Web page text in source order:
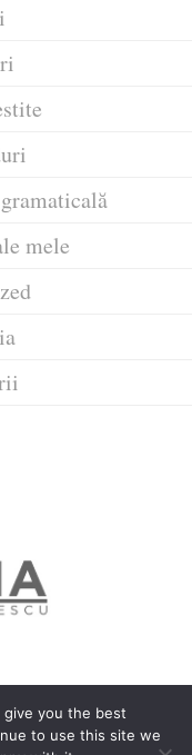
mele
you the best
to use this site we